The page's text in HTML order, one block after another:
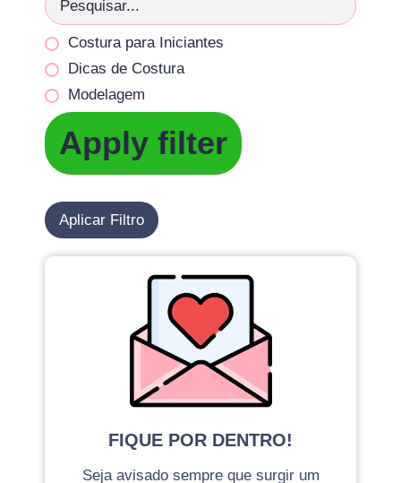
Costura para Iniciantes
Dicas de Costura
Modelagem
Apply filter
Aplicar Filtro
FIQUE POR DENTRO!
Seja avisado sempre que surgir um